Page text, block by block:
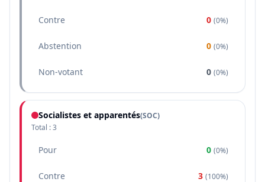
Contre 0 (0%)
Abstention 0 (0%)
Non-votant 0 (0%)
Socialistes et apparentés(SOC)
Total :3
Pour 0 (0%)
Contre 3 (100%)